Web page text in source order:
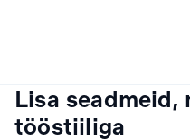
Lisa seadmeid,
tööstiiliga